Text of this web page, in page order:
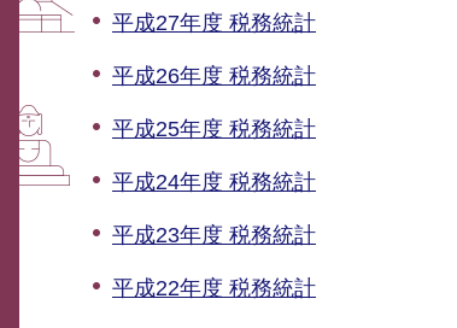
平成27年度 税務統計
平成26年度 税務統計
平成25年度 税務統計
平成24年度 税務統計
平成23年度 税務統計
平成22年度 税務統計